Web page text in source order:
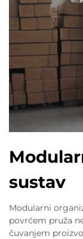
sustav
Modularni
povrćem pruža
čuvanjem